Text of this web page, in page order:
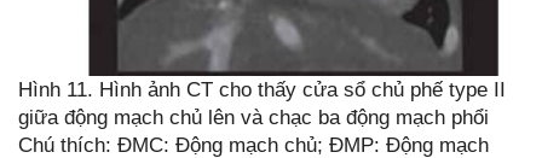
Hình 11. Hình ảnh CT cho thấy cửa sổ chủ phế type II
giữa động mạch chủ lên và chạc ba động mạch phổi
Chú thích: ĐMC: Động mạch chủ; ĐMP: Động mạch